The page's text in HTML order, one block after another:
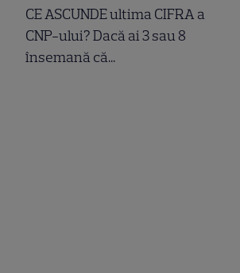
CE ASCUNDE ultima CIFRA a
CNP-ului? Dacă ai 3 sau 8
însemană că...